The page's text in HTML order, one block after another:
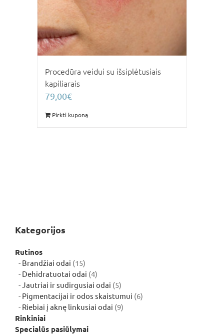
Procedūra veidui su išsiplėtusiais
kapiliarais
79,00€
Pirkti kuponą
Kategorijos
Rutinos
Brandžiai odai 1515
produktų
Dehidratuotai odai 44
produktai
Jautriai ir sudirgusiai odai 55
produktai
Pigmentacijai ir odos skaistumui 66
Riebiai į aknę linkusiai odai 99
Rinkiniai
Specialūs pasiūlymai